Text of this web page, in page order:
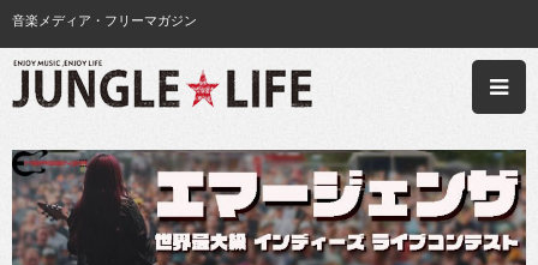
音楽メディア・フリーマガジン